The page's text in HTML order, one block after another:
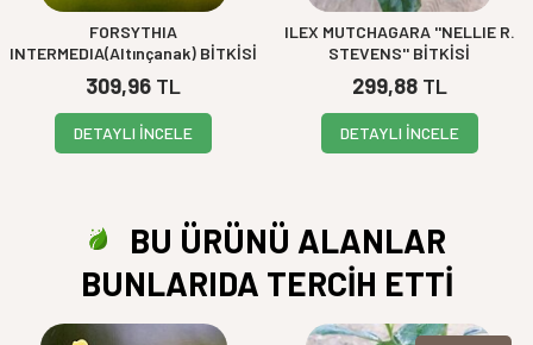
FORSYTHIA
INTERMEDIA(Altınçanak) BİTKİSİ
309,96 TL
DETAYLI İNCELE
ILEX MUTCHAGARA ''NELLIE R.
STEVENS'' BİTKİSİ
299,88TL
DETAYLI İNCELE
BU ÜRÜNÜ ALANLAR
BUNLARIDA TERCİH ETTİ